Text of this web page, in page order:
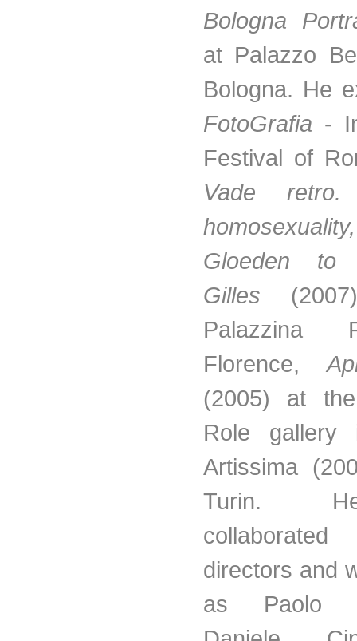
Bologna
at Palazzo
Bologna. He
FotoGrafia -
Festival of
Vade
Gloeden to
Gilles
Palazzina
Florence,
(2005) at
Role gallery
Artissima
Turin.
directors and
as Paolo